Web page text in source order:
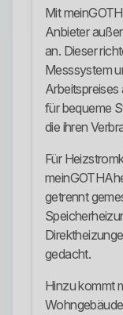
Mit
Anbieter
an. Dieser
Messsystem
Arbeitspreises
für bequeme
die ihren
Für
getrennt
gedacht.
Hinzu kommt